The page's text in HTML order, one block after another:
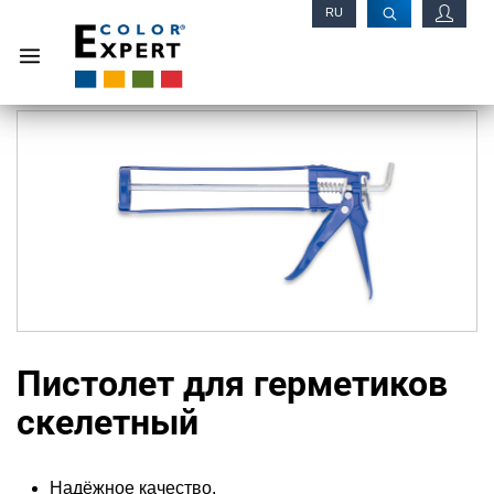
RU
Пистолет для герметиков
скелетный
Надёжное качество.